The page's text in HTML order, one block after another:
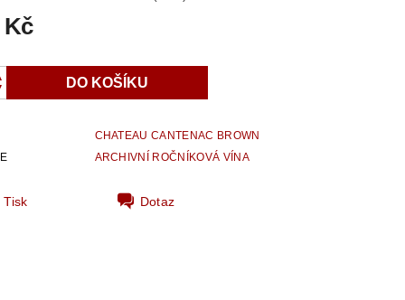
Kč
CHATEAU CANTENAC BROWN
ARCHIVNÍ ROČNÍKOVÁ VÍNA
Tisk Dotaz